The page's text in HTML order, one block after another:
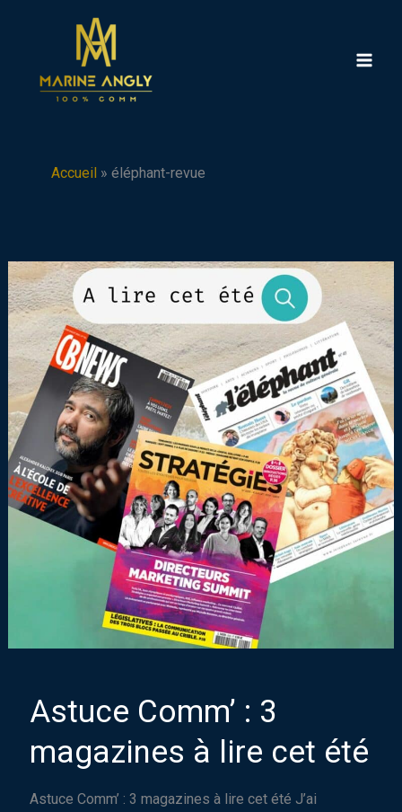
Accueil » éléphant-revue
Astuce Comm’ : 3
magazines à lire cet été
Astuce Comm’ : 3 magazines à lire cet été J’ai